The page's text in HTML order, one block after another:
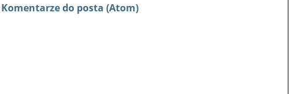
Komentarze do posta (Atom)